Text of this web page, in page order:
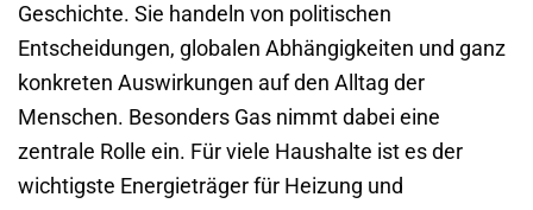
Geschichte. Sie handeln von politischen
Entscheidungen, globalen Abhängigkeiten und ganz
konkreten Auswirkungen auf den Alltag der
Menschen. Besonders Gas nimmt dabei eine
zentrale Rolle ein. Für viele Haushalte ist es der
wichtigste Energieträger für Heizung und